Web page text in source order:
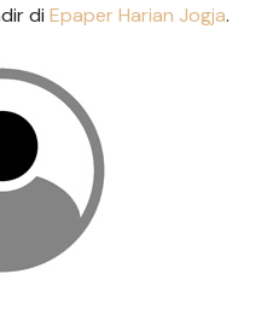
di Epaper Harian Jogja.